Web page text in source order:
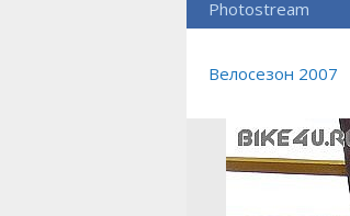
Photostream
Велосезон 2007